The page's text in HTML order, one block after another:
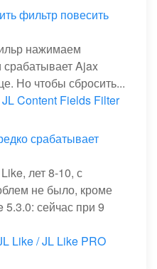
фильтр повесить
нажимаем
Ajax
Но чтобы сбросить...
JL Content Fields Filter
срабатывает
лет 8-10, с
не было, кроме
сейчас при 9
Like / JL Like PRO